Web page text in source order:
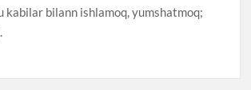
kabilar bilann ishlamoq, yumshatmoq;